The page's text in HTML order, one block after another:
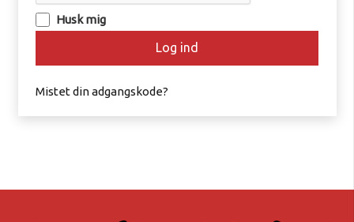
Husk mig
Log ind
Mistet din adgangskode?